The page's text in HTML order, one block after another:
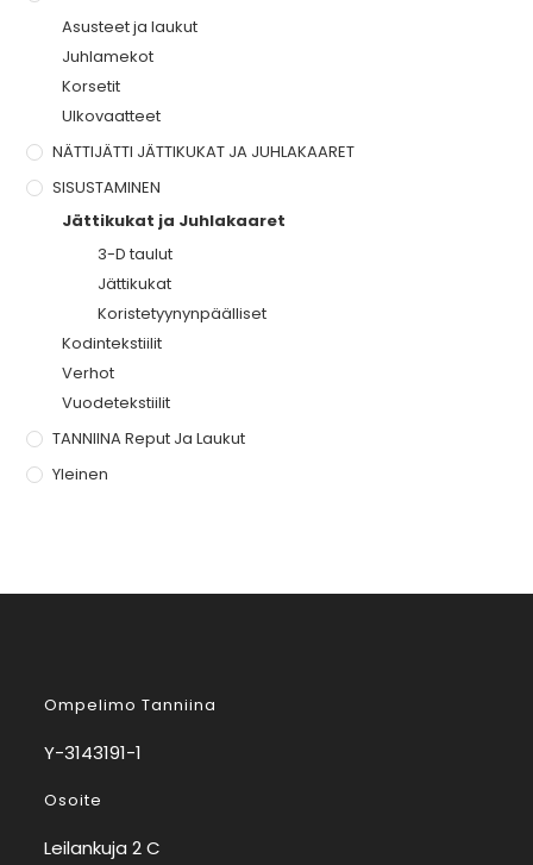
Asusteet ja laukut
Juhlamekot
Korsetit
Ulkovaatteet
NÄTTIJÄTTI JÄTTIKUKAT JA JUHLAKAARET
SISUSTAMINEN
Jättikukat ja Juhlakaaret
3-D taulut
Jättikukat
Koristetyynynpäälliset
Kodintekstiilit
Verhot
Vuodetekstiilit
TANNIINA Reput Ja Laukut
Yleinen
Ompelimo Tanniina
Y-3143191-1
Osoite
Leilankuja 2 C